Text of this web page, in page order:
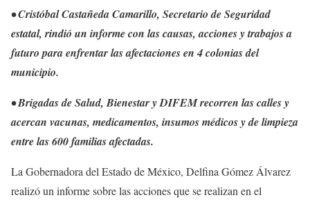
• Cristóbal Castañeda Camarillo, Secretario de Seguridad
estatal, rindió un informe con las causas, acciones y trabajos a
futuro para enfrentar las afectaciones en 4 colonias del
municipio.
• Brigadas de Salud, Bienestar y DIFEM recorren las calles y
acercan vacunas, medicamentos, insumos médicos y de limpieza
entre las 600 familias afectadas.
La Gobernadora del Estado de México, Delfina Gómez Álvarez
realizó un informe sobre las acciones que se realizan en el